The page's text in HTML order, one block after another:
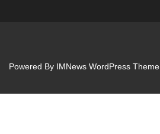
Powered By IMNews WordPress Theme